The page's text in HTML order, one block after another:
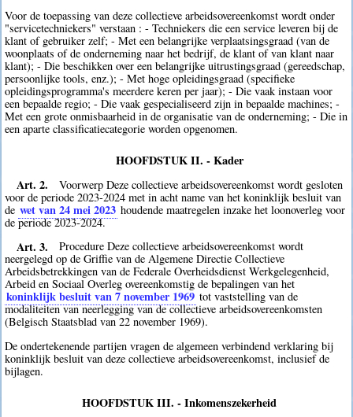
Voor de toepassing van deze collectieve arbeidsovereenkomst wordt onder
"servicetechniekers" verstaan : - Techniekers die een service leveren bij de
klant of gebruiker zelf; - Met een belangrijke verplaatsingsgraad (van de
woonplaats of de onderneming naar het bedrijf, de klant of van klant naar
klant); - Die beschikken over een belangrijke uitrustingsgraad (gereedschap,
persoonlijke tools, enz.); - Met hoge opleidingsgraad (specifieke
opleidingsprogramma's meerdere keren per jaar); - Die vaak instaan voor
een bepaalde regio; - Die vaak gespecialiseerd zijn in bepaalde machines; -
Met een grote onmisbaarheid in de organisatie van de onderneming; - Die in
een aparte classificatiecategorie worden opgenomen.
HOOFDSTUK II. - Kader
Art. 2.
Voorwerp Deze collectieve arbeidsovereenkomst wordt gesloten
voor de periode 2023-2024 met in acht name van het koninklijk besluit van
de wet van 24 mei 2023 houdende maatregelen inzake het loonoverleg voor
de periode 2023-2024.
Art. 3.
Procedure Deze collectieve arbeidsovereenkomst wordt
neergelegd op de Griffie van de Algemene Directie Collectieve
Arbeidsbetrekkingen van de Federale Overheidsdienst Werkgelegenheid,
Arbeid en Sociaal Overleg overeenkomstig de bepalingen van het
koninklijk besluit van 7 november 1969 tot vaststelling van de
modaliteiten van neerlegging van de collectieve arbeidsovereenkomsten
(Belgisch Staatsblad van 22 november 1969).
De ondertekenende partijen vragen de algemeen verbindend verklaring bij
koninklijk besluit van deze collectieve arbeidsovereenkomst, inclusief de
bijlagen.
HOOFDSTUK III. - Inkomenszekerheid